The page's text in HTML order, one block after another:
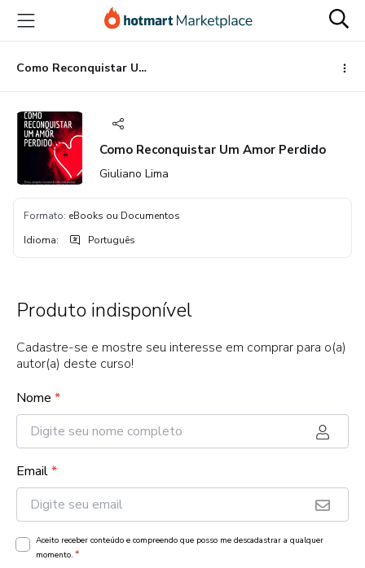
para
conteúdo
principal
para
pagamento
para
rodapé
Como Reconquistar Um Amor Perdido
Como Reconquistar Um Amor Perdido
Giuliano Lima
Formato: eBooks ou Documentos
Idioma: Português
Produto indisponível
Cadastre-se e mostre seu interesse em comprar para o(a)
autor(a) deste curso!
Nome *
Email*
Aceito receber conteúdo e compreendo que posso me descadastrar a qualquer
momento. *